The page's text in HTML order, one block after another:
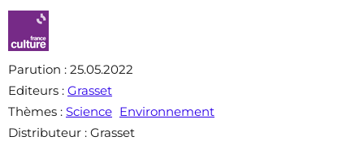
Parution : 25.05.2022
Editeurs : Grasset
Thèmes : Science Environnement
Distributeur : Grasset